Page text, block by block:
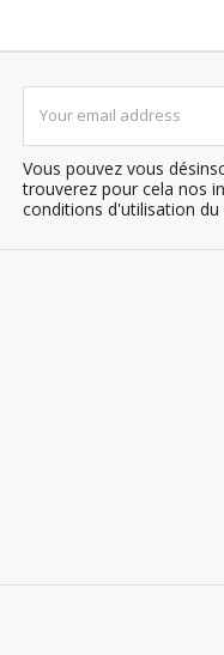
Vous pouvez vous
trouverez pour cela nos
conditions d'utilisation du